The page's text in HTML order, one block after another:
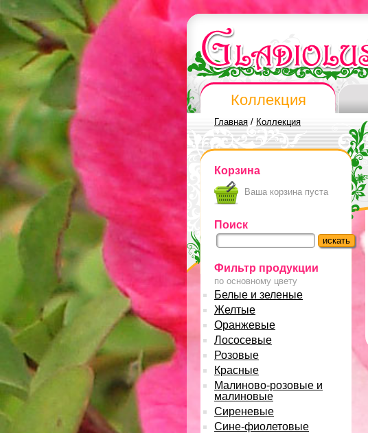
Коллекция
Главная / Коллекция
Корзина
Ваша корзина пуста
Поиск
Фильтр продукции
по основному цвету
Белые и зеленые
Желтые
Оранжевые
Лососевые
Розовые
Красные
Малиново-розовые и
малиновые
Сиреневые
Сине-фиолетовые